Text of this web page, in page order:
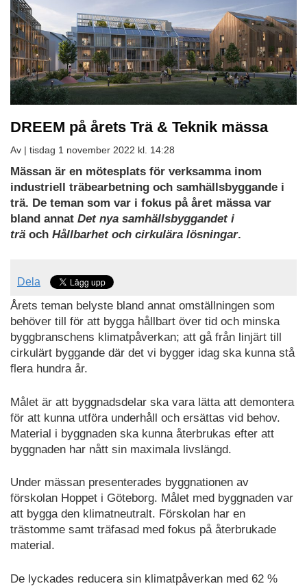
DREEM på årets Trä & Teknik mässa
Av | tisdag 1 november 2022 kl. 14:28
Mässan är en mötesplats för verksamma inom
industriell träbearbetning och samhällsbyggande i
trä. De teman som var i fokus på året mässa var
bland annat Det nya samhällsbyggandet i
trä och Hållbarhet och cirkulära lösningar.
Dela
Årets teman belyste bland annat omställningen som
behöver till för att bygga hållbart över tid och minska
byggbranschens klimatpåverkan; att gå från linjärt till
cirkulärt byggande där det vi bygger idag ska kunna stå
flera hundra år.
Målet är att byggnadsdelar ska vara lätta att demontera
för att kunna utföra underhåll och ersättas vid behov.
Material i byggnaden ska kunna återbrukas efter att
byggnaden har nått sin maximala livslängd.
Under mässan presenterades byggnationen av
förskolan Hoppet i Göteborg. Målet med byggnaden var
att bygga den klimatneutralt. Förskolan har en
trästomme samt träfasad med fokus på återbrukade
material.
De lyckades reducera sin klimatpåverkan med 62 %